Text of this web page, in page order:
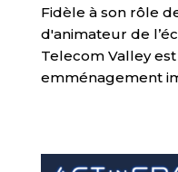
Fidèle à son rôle
d'animateur de
Telecom Valley
emménagement